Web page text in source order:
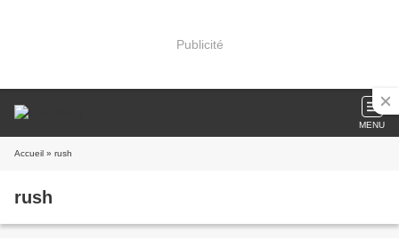
Publicité
MENU
Accueil » rush
rush